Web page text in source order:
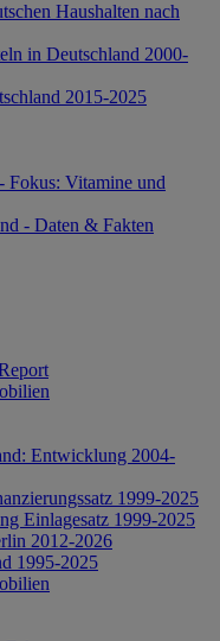
Haushalten nach
in Deutschland 2000-
2015-2025
Fokus: Vitamine und
- Daten & Fakten
Entwicklung 2004-
1999-2025
Einlagesatz 1999-2025
2012-2026
1995-2025